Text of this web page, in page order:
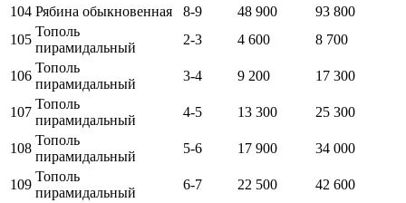
104 Рябина обыкновенная 8-9 48 900
93 800
105
Тополь
пирамидальный
2-3 4 600 8 700
106
Тополь
пирамидальный
3-4 9 200 17 300
107
Тополь
пирамидальный
4-5 13 300 25 300
108
Тополь
пирамидальный
5-6 17 900 34 000
109
Тополь
пирамидальный
6-7 22 500 42 600